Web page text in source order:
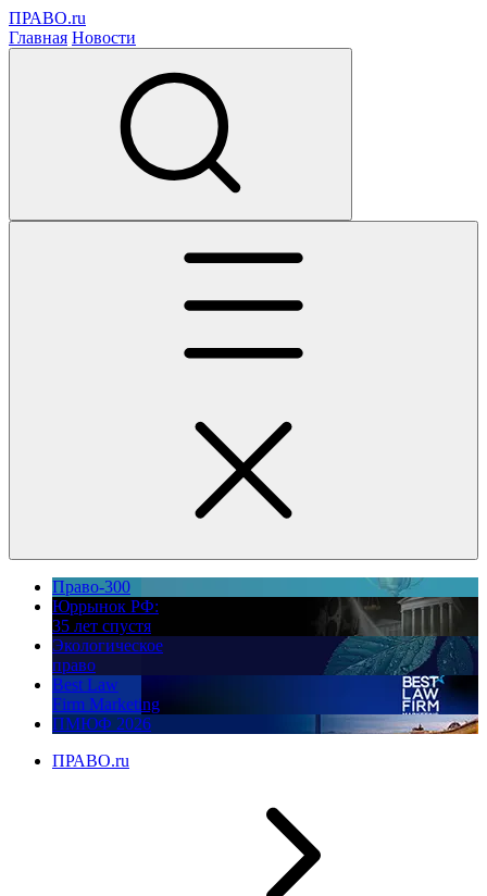
ПРАВО.ru
Главная Новости
Право-300
Юррынок РФ:
35 лет спустя
Экологическое
право
Best Law
Firm Marketing
ПМЮФ 2026
ПРАВО.ru